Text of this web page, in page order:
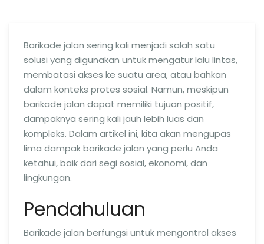
Barikade jalan sering kali menjadi salah satu
solusi yang digunakan untuk mengatur lalu lintas,
membatasi akses ke suatu area, atau bahkan
dalam konteks protes sosial. Namun, meskipun
barikade jalan dapat memiliki tujuan positif,
dampaknya sering kali jauh lebih luas dan
kompleks. Dalam artikel ini, kita akan mengupas
lima dampak barikade jalan yang perlu Anda
ketahui, baik dari segi sosial, ekonomi, dan
lingkungan.
Pendahuluan
Barikade jalan berfungsi untuk mengontrol akses